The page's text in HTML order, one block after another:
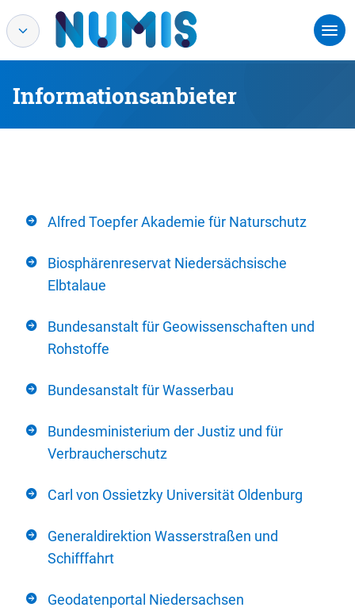
Informationsanbieter
Alfred Toepfer Akademie für Naturschutz
Biosphärenreservat Niedersächsische
Elbtalaue
Bundesanstalt für Geowissenschaften und
Rohstoffe
Bundesanstalt für Wasserbau
Bundesministerium der Justiz und für
Verbraucherschutz
Carl von Ossietzky Universität Oldenburg
Generaldirektion Wasserstraßen und
Schifffahrt
Geodatenportal Niedersachsen